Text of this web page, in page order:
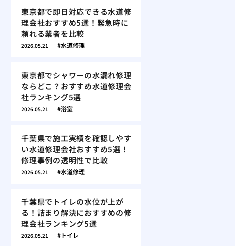
東京都で即日対応できる水道修
理会社おすすめ5選！緊急時に
頼れる業者を比較
2026.05.21 水道修理
東京都でシャワーの水漏れ修理
ならどこ？おすすめ水道修理会
社ランキング5選
2026.05.21 浴室
千葉県で施工実績を確認しやす
い水道修理会社おすすめ5選！
修理事例の透明性で比較
2026.05.21 水道修理
千葉県でトイレの水位が上が
る！詰まり解決におすすめの修
理会社ランキング5選
2026.05.21 トイレ